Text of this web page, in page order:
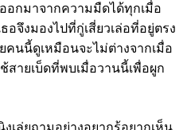
อกมาจากความมืดได้ทุกเมื่อ
อจึงมองไปที่กู่เสี่ยวเล่อที่อยู่ตรง
คนนี้ดูเหมือนจะไม่ต่างจากเมื่อ
สายเบ็ดที่พบเมื่อวานนี้เพื่อผูก
เล่ยถามอย่างอยากรู้อยากเห็น